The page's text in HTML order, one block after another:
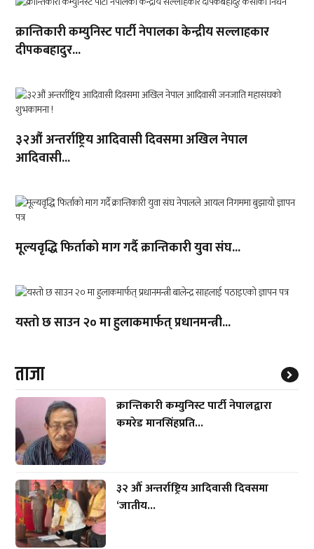
क्रान्तिकारी कम्युनिस्ट पार्टी नेपालका केन्द्रीय सल्लाहकार
दीपकबहादुर...
३२औं अन्तर्राष्ट्रिय आदिवासी दिवसमा अखिल नेपाल
आदिवासी...
मूल्यवृद्धि फिर्ताको माग गर्दै क्रान्तिकारी युवा संघ...
यस्तो छ साउन २० मा हुलाकमार्फत् प्रधानमन्त्री...
ताजा
क्रान्तिकारी कम्युनिस्ट पार्टी नेपालद्वारा
कमरेड मानसिंहप्रति...
३२ औँ अन्तर्राष्ट्रिय आदिवासी दिवसमा
‘जातीय...